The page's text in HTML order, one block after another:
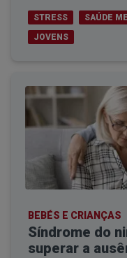
STRESS SAÚDE
JOVENS
BEBÉS E CRIANÇAS
Síndrome do
superar a